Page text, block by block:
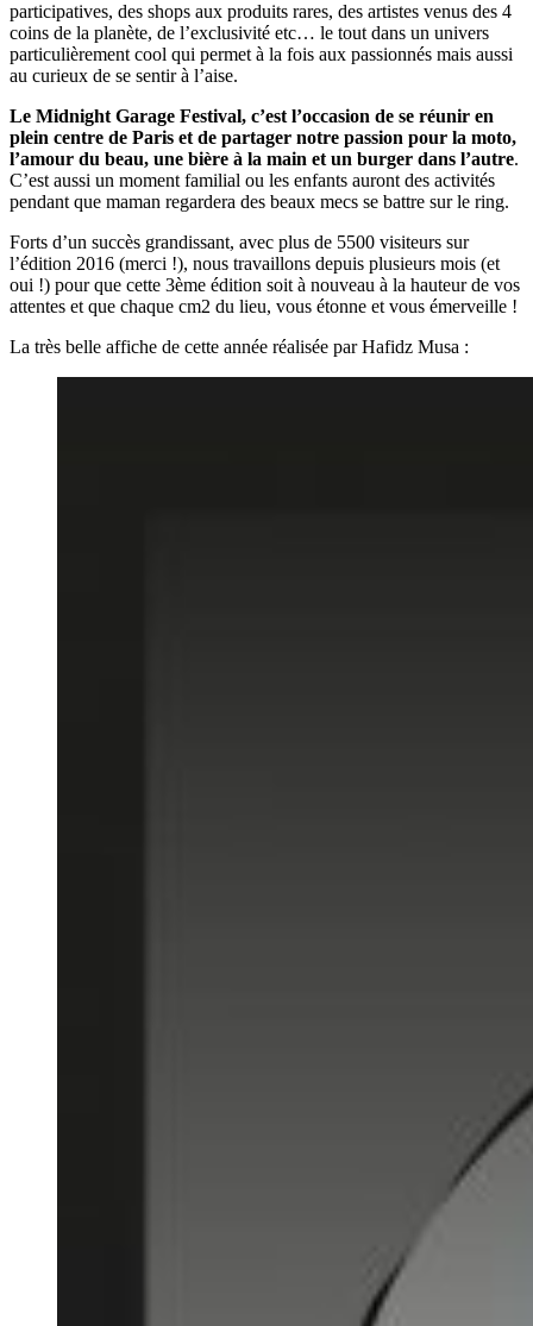
participatives, des shops aux produits rares, des artistes venus des 4
coins de la planète, de l’exclusivité etc… le tout dans un univers
particulièrement cool qui permet à la fois aux passionnés mais aussi
au curieux de se sentir à l’aise.
Le Midnight Garage Festival, c’est l’occasion de se réunir en
plein centre de Paris et de partager notre passion pour la moto,
l’amour du beau, une bière à la main et un burger dans l’autre.
C’est aussi un moment familial ou les enfants auront des activités
pendant que maman regardera des beaux mecs se battre sur le ring.
Forts d’un succès grandissant, avec plus de 5500 visiteurs sur
l’édition 2016 (merci !), nous travaillons depuis plusieurs mois (et
oui !) pour que cette 3ème édition soit à nouveau à la hauteur de vos
attentes et que chaque cm2 du lieu, vous étonne et vous émerveille !
La très belle affiche de cette année réalisée par Hafidz Musa :